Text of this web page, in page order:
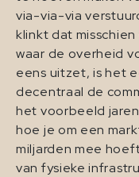
via-via-via
klinkt dat
waar de overheid
eens uitzet, is het
decentraal de
het voorbeeld
hoe je om een
miljarden mee
van fysieke